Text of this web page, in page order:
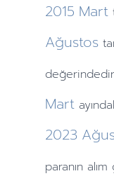
2015 Mart
Ağustos
Mart
2023
paranın